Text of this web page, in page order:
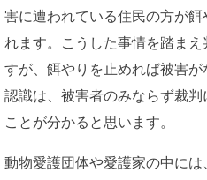
害に遭われている住民の方が
れます。こうした事情を踏ま
すが、餌やりを止めれば被害
認識は、被害者のみならず裁
ことが分かると思います。
動物愛護団体や愛護家の中に